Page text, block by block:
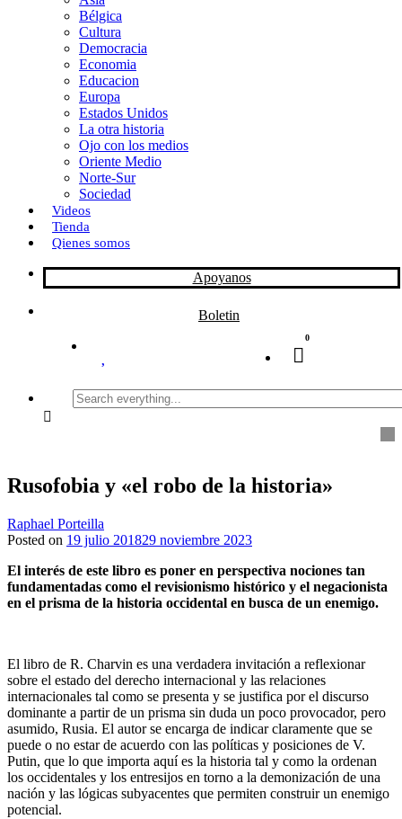
i
r
Bélgica
Cultura
Democracia
Economia
Educacion
Europa
Estados Unidos
La otra historia
Ojo con los medios
Oriente Medio
Norte-Sur
Sociedad
Videos
Tienda
Qienes somos
Apoyanos
Boletin
0
Search
everything...
Rusofobia y «el robo de la historia»
Raphael Porteilla
Posted on 19 julio 201829 noviembre 2023
El interés de este libro es poner en perspectiva nociones tan
fundamentadas como el revisionismo histórico y el negacionista
en el prisma de la historia occidental en busca de un enemigo.
El libro de R. Charvin es una verdadera invitación a reflexionar
sobre el estado del derecho internacional y las relaciones
internacionales tal como se presenta y se justifica por el discurso
dominante a partir de un prisma sin duda un poco provocador, pero
asumido, Rusia. El autor se encarga de indicar claramente que se
puede o no estar de acuerdo con las políticas y posiciones de V.
Putin, que lo que importa aquí es la historia tal y como la ordenan
los occidentales y los entresijos en torno a la demonización de una
nación y las lógicas subyacentes que permiten construir un enemigo
potencial.